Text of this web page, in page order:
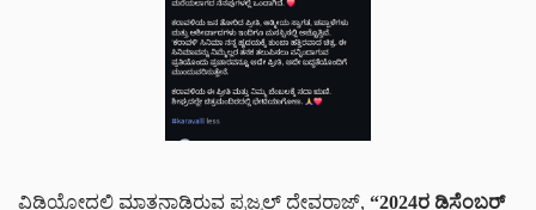
ವಿಡಿಯೋದಲ್ಲಿ ಮಾತನಾಡಿರುವ ಪ್ರಜ್ವಲ್ ದೇವರಾಜ್, “2024ರ ಡಿಸೆಂಬರ್